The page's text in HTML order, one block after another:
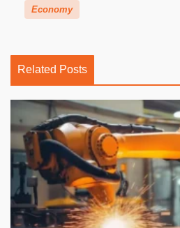
Economy
Related Posts